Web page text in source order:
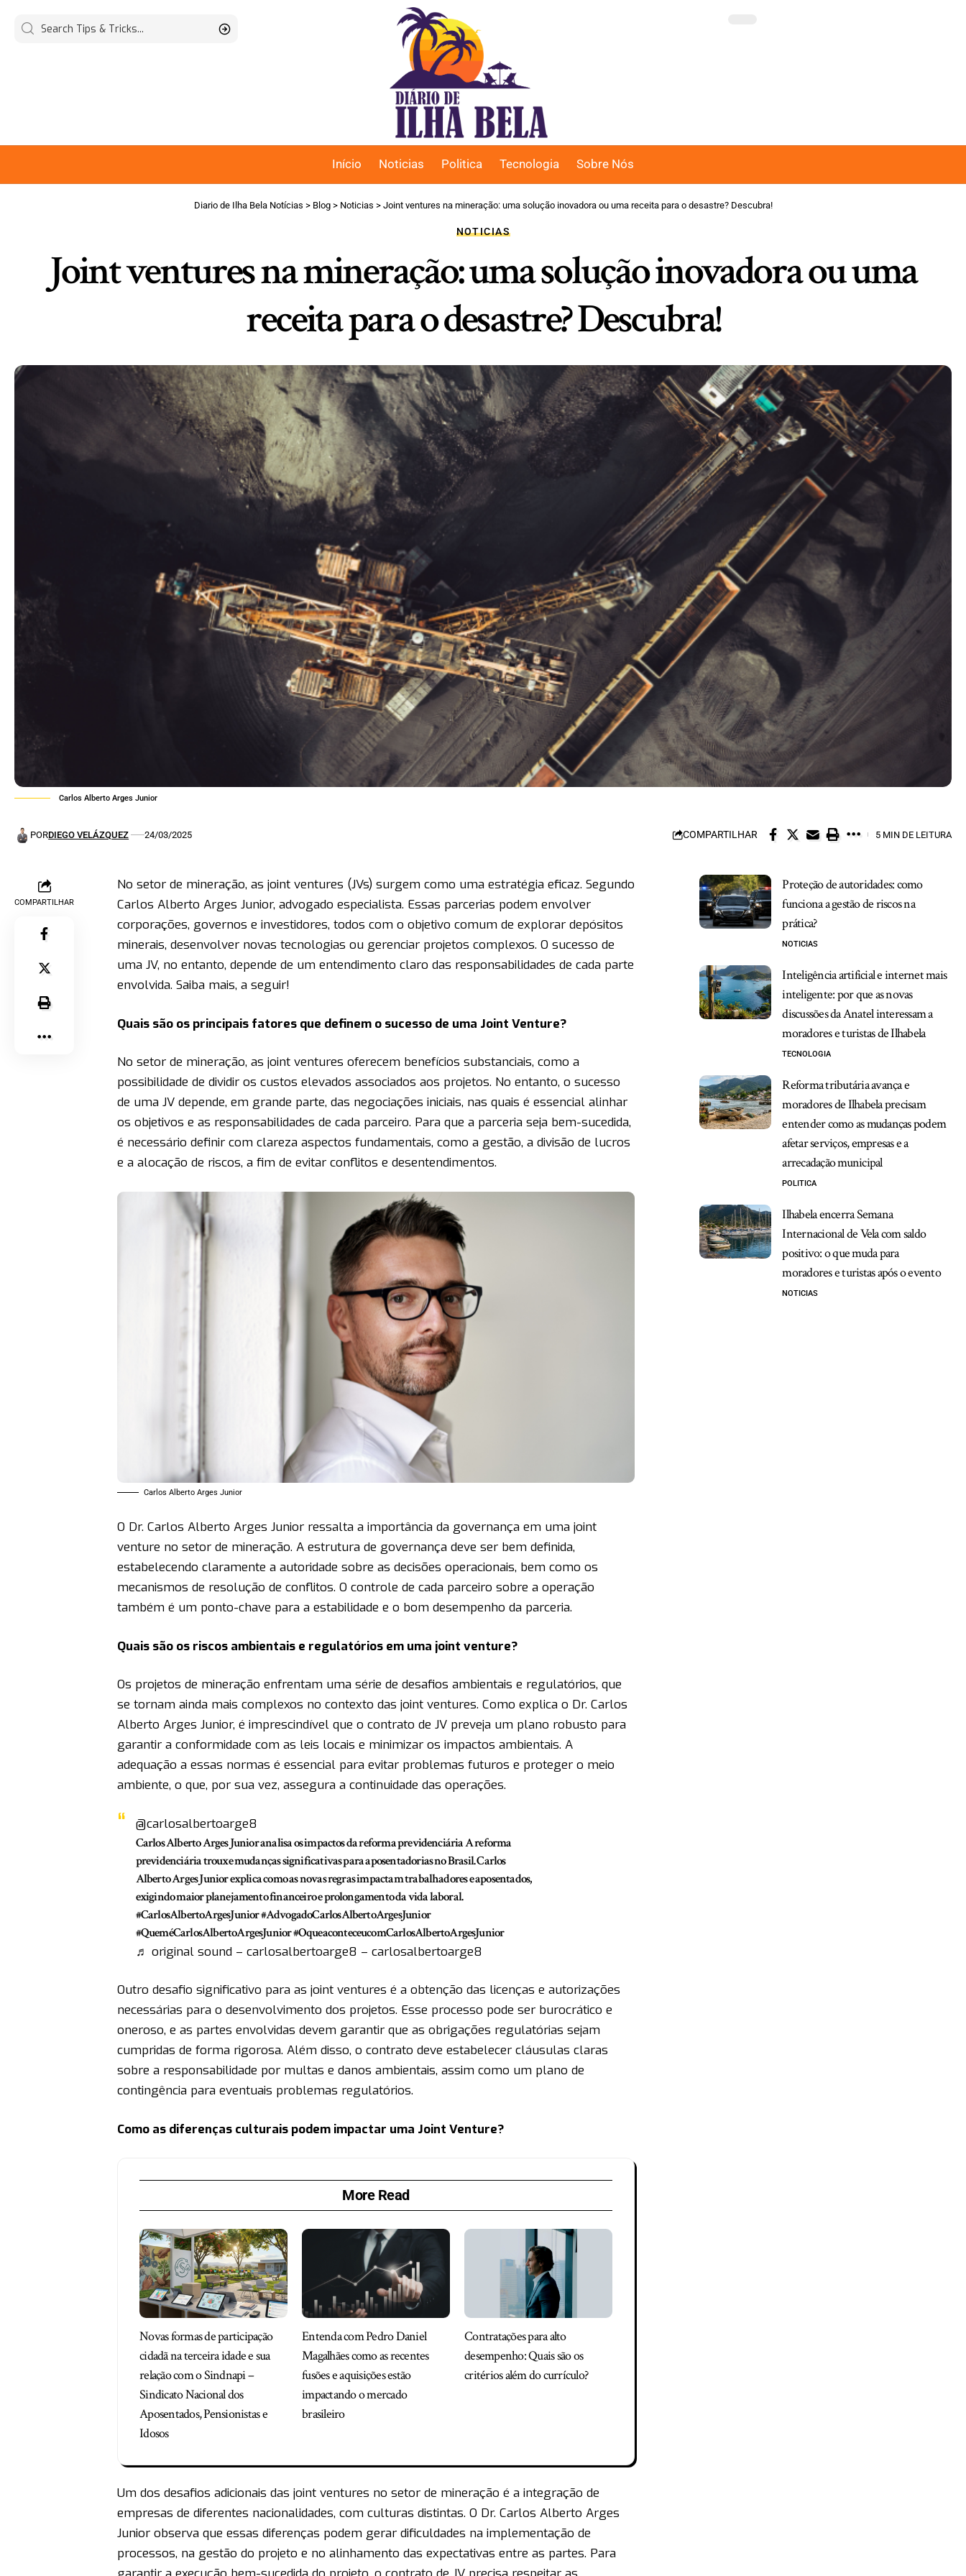
Início Noticias Politica Tecnologia Sobre Nós
Diario de Ilha Bela Notícias > Blog> Noticias > Joint ventures na mineração: uma solução inovadora ou uma receita para o desastre? Descubra!
NOTICIAS
Joint ventures na mineração: uma solução inovadora ou uma
receita para o desastre? Descubra!
Carlos Alberto Arges Junior
PORDIEGO VELÁZQUEZ 24/03/2025 COMPARTILHAR 5 MIN DE LEITURA
COMPARTILHAR
No setor de mineração, as joint ventures (JVs) surgem como uma estratégia eficaz. Segundo
Carlos Alberto Arges Junior, advogado especialista. Essas parcerias podem envolver
corporações, governos e investidores, todos com o objetivo comum de explorar depósitos
minerais, desenvolver novas tecnologias ou gerenciar projetos complexos. O sucesso de
uma JV, no entanto, depende de um entendimento claro das responsabilidades de cada parte
envolvida. Saiba mais, a seguir!
Quais são os principais fatores que definem o sucesso de uma Joint Venture?
No setor de mineração, as joint ventures oferecem benefícios substanciais, como a
possibilidade de dividir os custos elevados associados aos projetos. No entanto, o sucesso
de uma JV depende, em grande parte, das negociações iniciais, nas quais é essencial alinhar
os objetivos e as responsabilidades de cada parceiro. Para que a parceria seja bem-sucedida,
é necessário definir com clareza aspectos fundamentais, como a gestão, a divisão de lucros
e a alocação de riscos, a fim de evitar conflitos e desentendimentos.
Carlos Alberto Arges Junior
O Dr. Carlos Alberto Arges Junior ressalta a importância da governança em uma joint
venture no setor de mineração. A estrutura de governança deve ser bem definida,
estabelecendo claramente a autoridade sobre as decisões operacionais, bem como os
mecanismos de resolução de conflitos. O controle de cada parceiro sobre a operação
também é um ponto-chave para a estabilidade e o bom desempenho da parceria.
Quais são os riscos ambientais e regulatórios em uma joint venture?
Os projetos de mineração enfrentam uma série de desafios ambientais e regulatórios, que
se tornam ainda mais complexos no contexto das joint ventures. Como explica o Dr. Carlos
Alberto Arges Junior, é imprescindível que o contrato de JV preveja um plano robusto para
garantir a conformidade com as leis locais e minimizar os impactos ambientais. A
adequação a essas normas é essencial para evitar problemas futuros e proteger o meio
ambiente, o que, por sua vez, assegura a continuidade das operações.
@carlosalbertoarge8
Carlos Alberto Arges Junior analisa os impactos da reforma previdenciária A reforma
previdenciária trouxe mudanças significativas para aposentadorias no Brasil. Carlos
Alberto Arges Junior explica como as novas regras impactam trabalhadores e aposentados,
exigindo maior planejamento financeiro e prolongamento da vida laboral.
#CarlosAlbertoArgesJunior#AdvogadoCarlosAlbertoArgesJunior
#QueméCarlosAlbertoArgesJunior#OqueaconteceucomCarlosAlbertoArgesJunior
♬ original sound – carlosalbertoarge8 – carlosalbertoarge8
Outro desafio significativo para as joint ventures é a obtenção das licenças e autorizações
necessárias para o desenvolvimento dos projetos. Esse processo pode ser burocrático e
oneroso, e as partes envolvidas devem garantir que as obrigações regulatórias sejam
cumpridas de forma rigorosa. Além disso, o contrato deve estabelecer cláusulas claras
sobre a responsabilidade por multas e danos ambientais, assim como um plano de
contingência para eventuais problemas regulatórios.
Como as diferenças culturais podem impactar uma Joint Venture?
More Read
Novas formas de participação
cidadã na terceira idade e sua
relação com o Sindnapi –
Sindicato Nacional dos
Aposentados, Pensionistas e
Idosos
Entenda com Pedro Daniel
Magalhães como as recentes
fusões e aquisições estão
impactando o mercado
brasileiro
Contratações para alto
desempenho: Quais são os
critérios além do currículo?
Um dos desafios adicionais das joint ventures no setor de mineração é a integração de
empresas de diferentes nacionalidades, com culturas distintas. O Dr. Carlos Alberto Arges
Junior observa que essas diferenças podem gerar dificuldades na implementação de
processos, na gestão do projeto e no alinhamento das expectativas entre as partes. Para
Proteção de autoridades: como
funciona a gestão de riscos na
prática?
NOTICIAS
Inteligência artificial e internet mais
inteligente: por que as novas
discussões da Anatel interessam a
moradores e turistas de Ilhabela
TECNOLOGIA
Reforma tributária avança e
moradores de Ilhabela precisam
entender como as mudanças podem
afetar serviços, empresas e a
arrecadação municipal
POLITICA
Ilhabela encerra Semana
Internacional de Vela com saldo
positivo: o que muda para
moradores e turistas após o evento
NOTICIAS